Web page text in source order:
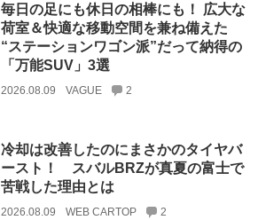
毎日の足にも休日の相棒にも！ 広大な
荷室＆快適な移動空間を兼ね備えた
“ステーションワゴン派”だって納得の
「万能SUV」3選
2026.08.09 VAGUE 2
冷却は改善したのにまさかのタイヤバ
ースト！ スバルBRZが真夏の富士で
苦戦した理由とは
2026.08.09 WEB CARTOP 2